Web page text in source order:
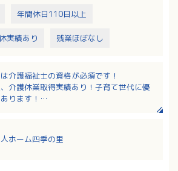
年間休日110日以上
実績あり 残業ほぼなし
介護福祉士の資格が必須です！
、介護休業取得実績あり！子育て世代に優
ります！
の方々が活躍中
ホーム四季の里